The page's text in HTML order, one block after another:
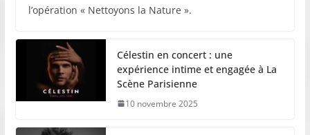
l’opération « Nettoyons la Nature ».
Célestin en concert : une
expérience intime et engagée à La
Scène Parisienne
10 novembre 2025